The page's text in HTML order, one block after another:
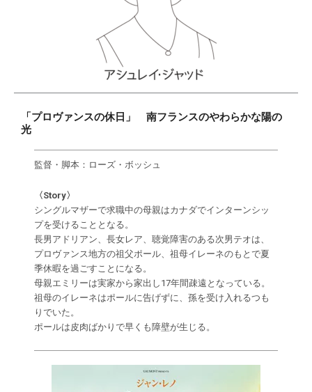
「プロヴァンスの休日」 南フランスのやわらかな陽の
光
監督・脚本：ローズ・ボッシュ
〈Story〉
シングルマザーで求職中の母親はカナダでインターンシッ
プを受けることとなる。
長男アドリアン、長女レア、聴覚障害のある次男テオは、
プロヴァンス地方の祖父ポール、祖母イレーネのもとで夏
季休暇を過ごすことになる。
母親エミリーは実家から家出し17年間疎遠となっている。
祖母のイレーネはポールに告げずに、孫を受け入れるつも
りでいた。
ポールは皮肉ばかりで早くも障壁が生じる。